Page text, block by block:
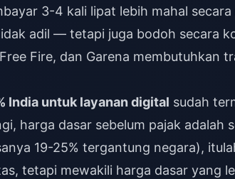
3-4 kali lipat lebih mahal secara
adil — tetapi juga bodoh secara
Fire, dan Garena membutuhkan
India untuk layanan digital sudah
harga dasar sebelum pajak adalah
19-25% tergantung negara),
tetapi mewakili harga dasar yang